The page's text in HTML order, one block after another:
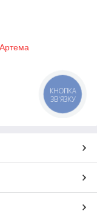
КНОПКА
ЗВ'ЯЗКУ